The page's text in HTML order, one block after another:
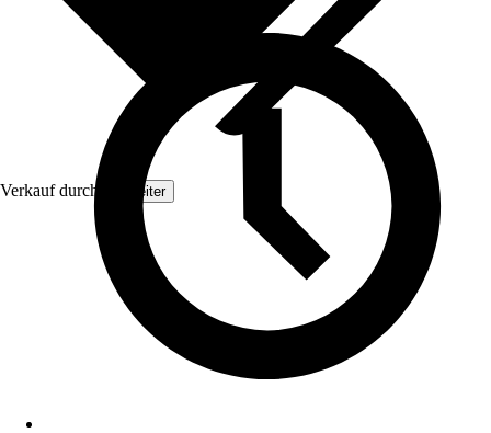
Verkauf durch: Topleiter